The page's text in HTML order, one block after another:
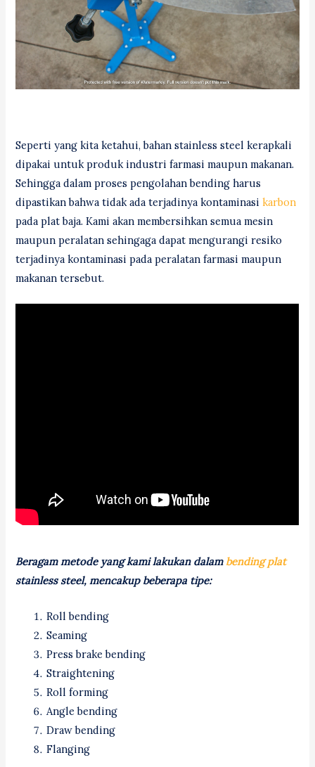
Seperti yang kita ketahui, bahan stainless steel kerapkali
dipakai untuk produk industri farmasi maupun makanan.
Sehingga dalam proses pengolahan bending harus
dipastikan bahwa tidak ada terjadinya kontaminasikarbon
pada plat baja. Kami akan membersihkan semua mesin
maupun peralatan sehingaga dapat mengurangi resiko
terjadinya kontaminasi pada peralatan farmasi maupun
makanan tersebut.
Beragam metode yang kami lakukan dalam bending plat
stainless steel, mencakup beberapa tipe:
Roll bending
Seaming
Press brake bending
Straightening
Roll forming
Angle bending
Draw bending
Flanging